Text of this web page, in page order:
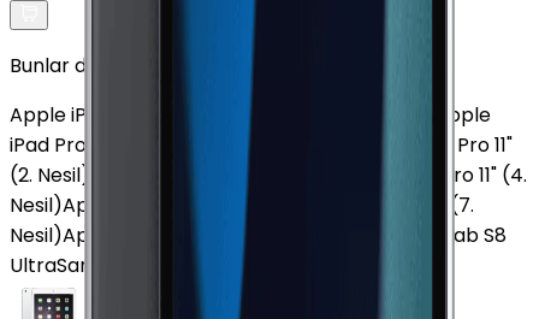
Bunlar da İlginizi Çekebilir
Apple iPad (10. Nesil)
Apple iPad mini (5. Nesil)
Apple
iPad Pro M5
Apple iPad mini (6. Nesil)
Apple iPad Pro 11"
(2. Nesil)
Apple iPad Air 13" (7. Nesil)
Apple iPad Pro 11" (4.
Nesil)Apple iPad Air (3. Nesil)
Apple iPad Pro 13" (7.
Nesil)Apple iPad Air (5. Nesil)
Samsung Galaxy Tab S8
UltraSamsung Galaxy Tab A7 2020